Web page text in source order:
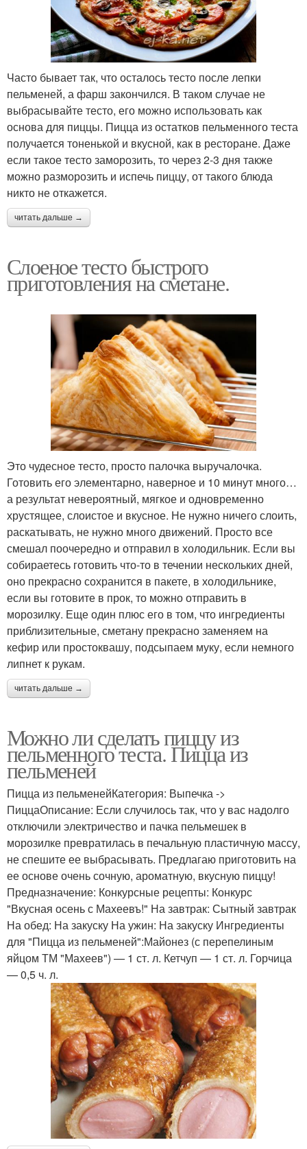
Часто бывает так, что осталось тесто после лепки
пельменей, а фарш закончился. В таком случае не
выбрасывайте тесто, его можно использовать как
основа для пиццы. Пицца из остатков пельменного теста
получается тоненькой и вкусной, как в ресторане. Даже
если такое тесто заморозить, то через 2-3 дня также
можно разморозить и испечь пиццу, от такого блюда
никто не откажется.
читать дальше →
Слоеное тесто быстрого
приготовления на сметане.
Это чудесное тесто, просто палочка выручалочка.
Готовить его элементарно, наверное и 10 минут много…
а результат невероятный, мягкое и одновременно
хрустящее, слоистое и вкусное. Не нужно ничего слоить,
раскатывать, не нужно много движений. Просто все
смешал поочередно и отправил в холодильник. Если вы
собираетесь готовить что-то в течении нескольких дней,
оно прекрасно сохранится в пакете, в холодильнике,
если вы готовите в прок, то можно отправить в
морозилку. Еще один плюс его в том, что ингредиенты
приблизительные, сметану прекрасно заменяем на
кефир или простоквашу, подсыпаем муку, если немного
липнет к рукам.
читать дальше →
Можно ли сделать пиццу из
пельменного теста. Пицца из
пельменей
Пицца из пельменейКатегория: Выпечка ->
ПиццаОписание: Если случилось так, что у вас надолго
отключили электричество и пачка пельмешек в
морозилке превратилась в печальную пластичную массу,
не спешите ее выбрасывать. Предлагаю приготовить на
ее основе очень сочную, ароматную, вкусную пиццу!
Предназначение: Конкурсные рецепты: Конкурс
"Вкусная осень с Махеевъ!" На завтрак: Сытный завтрак
На обед: На закуску На ужин: На закуску Ингредиенты
для "Пицца из пельменей":Майонез (с перепелиным
яйцом ТМ "Махеев") — 1 ст. л. Кетчуп — 1 ст. л. Горчица
— 0,5 ч. л.